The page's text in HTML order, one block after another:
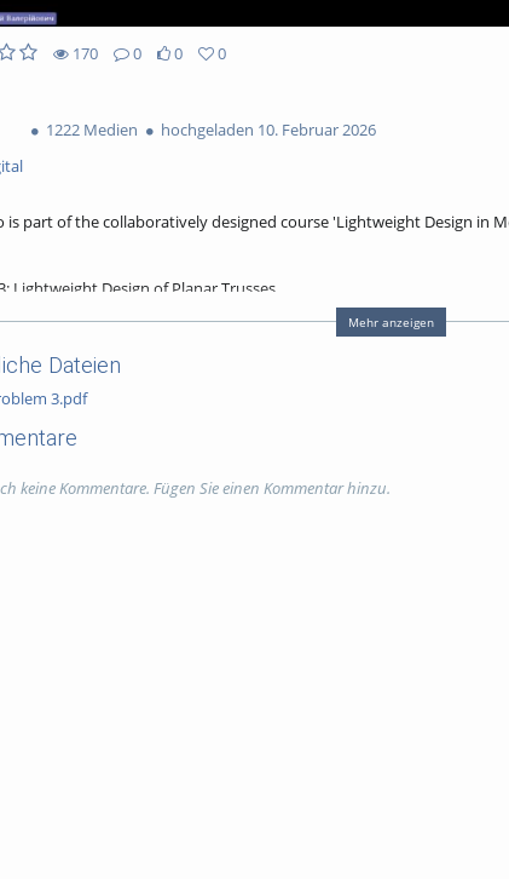
170
0
0
0
1222 Medien hochgeladen 10. Februar 2026
is part of the collaboratively designed course 'Lightweight Design in
Lightweight Design of Planar Trusses
Assoc.Prof. PhD Serhii Onyshchenko
Mehr anzeigen
Dateien
3.pdf
keine Kommentare. Fügen Sie einen Kommentar hinzu.